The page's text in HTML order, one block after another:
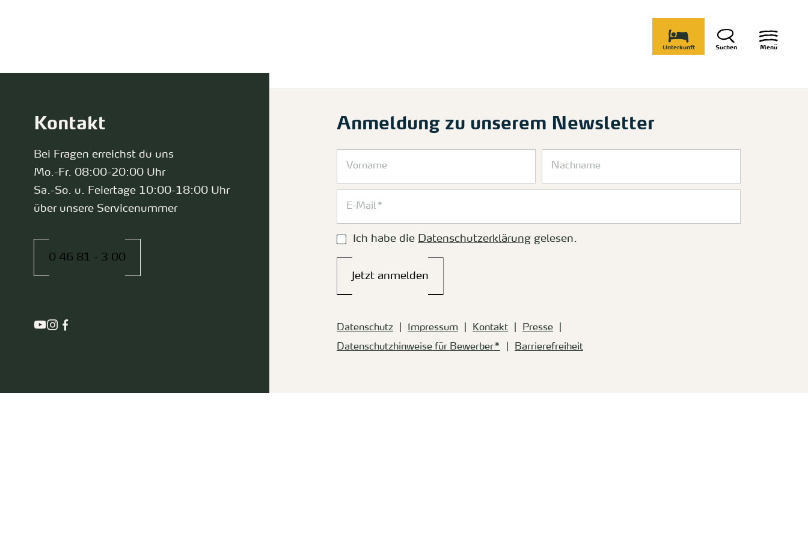
Menü
Suchen
Unterkunft
Anmeldung zu unserem Newsletter
Ich habe die Datenschutzerklärung gelesen.
Jetzt anmelden
Datenschutz Impressum Kontakt
Presse
Datenschutzhinweise für Bewerber*
Barrierefreiheit
Kontakt
Bei Fragen erreichst du uns
Mo.-Fr. 08:00-20:00 Uhr
Sa.-So. u. Feiertage 10:00-18:00 Uhr
über unsere Servicenummer
0 46 81 - 3 00